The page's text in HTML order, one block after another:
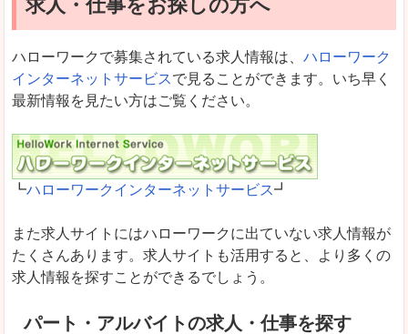
求人・仕事をお探しの方へ
ハローワークで募集されている求人情報は、 ハローワーク
インターネットサービスで見ることができます。いち早く
最新情報を見たい方はご覧ください。
┗ハローワークインターネットサービス┛
また求人サイトにはハローワークに出ていない求人情報が
たくさんあります。求人サイトも活用すると、より多くの
求人情報を探すことができるでしょう。
パート・アルバイトの求人・仕事を探す